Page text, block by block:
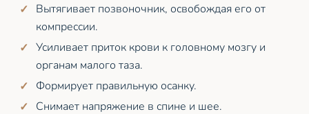
Вытягивает позвоночник, освобождая его от
компрессии.
Усиливает приток крови к головному мозгу и
органам малого таза.
Формирует правильную осанку.
Снимает напряжение в спине и шее.